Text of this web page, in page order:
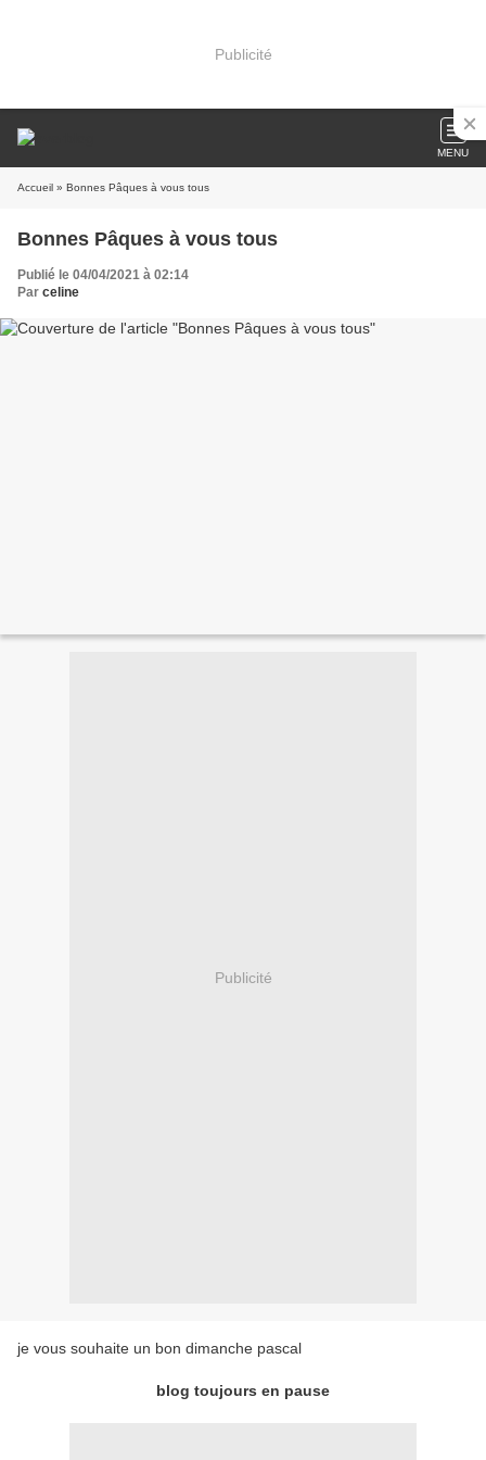
Publicité
MENU
Accueil » Bonnes Pâques à vous tous
Bonnes Pâques à vous tous
Publié le 04/04/2021 à 02:14
Par celine
Publicité
je vous souhaite un bon dimanche pascal
blog toujours en pause